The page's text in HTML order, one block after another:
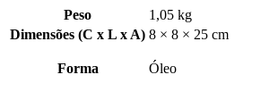
Peso
1,05 kg
Dimensões (C x L x A) 8 × 8 × 25 cm
Forma Óleo